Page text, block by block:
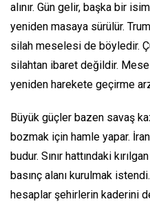
alınır. Gün gelir, başka bir
yeniden masaya sürülür.
silah meselesi de böyledir.
silahtan ibaret değildir.
yeniden harekete geçirme
Büyük güçler bazen savaş
bozmak için hamle yapar.
budur. Sınır hattındaki
basınç alanı kurulmak
hesaplar şehirlerin kaderini